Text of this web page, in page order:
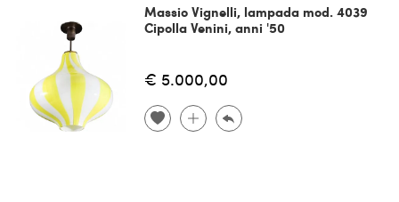
Massio Vignelli, lampada mod. 4039
Cipolla Venini, anni '50
€ 5.000,00